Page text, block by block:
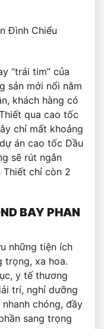
Đình Chiểu
“trái tim” của
sản mới nổi nằm
khách hàng có
qua cao tốc
chỉ mất khoảng
án cao tốc Dầu
sẽ rút ngắn
Thiết chỉ còn 2
BAY PHAN
những tiện ích
trọng, xa hoa.
y tế thương
trí, nghỉ dưỡng
chóng, đầy
sang trọng